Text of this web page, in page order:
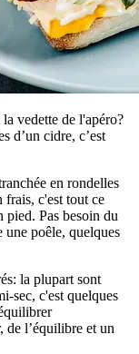
vedette de l'apéro?
d’un cidre, c’est
en rondelles
frais, c'est tout ce
pied. Pas besoin du
poêle, quelques
la plupart sont
sec, c'est quelques
de l’équilibre et un